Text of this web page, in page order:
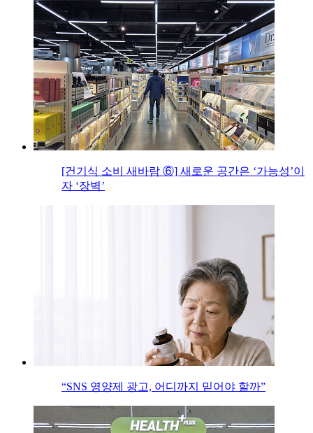
[건기식 소비 새바람 ⑥] 새로운 공간은 ‘가능성’이
자 ‘장벽’
“SNS 영양제 광고, 어디까지 믿어야 할까”